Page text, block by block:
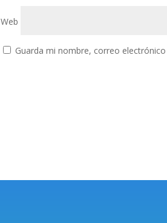
Web
Guarda mi nombre, correo